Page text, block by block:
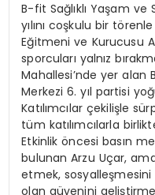
B-fit Sağlıklı Yaşam ve
yılını coşkulu bir
Eğitmeni ve Kurucusu
sporcuları yalnız
Mahallesi’nde yer alan
Merkezi 6. yıl partisi
Katılımcılar çekilişle
tüm katılımcılarla
Etkinlik öncesi basın
bulunan Arzu Uçar,
etmek,
olan güvenini